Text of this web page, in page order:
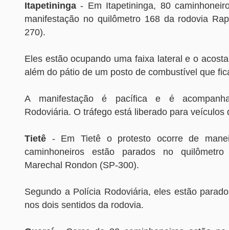
Itapetininga - Em Itapetininga, 80
manifestação no quilômetro 168 da rodovia
270).
Eles estão ocupando uma faixa lateral e o
além do pátio de um posto de combustível que
A manifestação é pacífica e é
Rodoviária. O tráfego está liberado para veículos
Tietê - Em Tietê o protesto ocorre de
caminhoneiros estão parados no
Marechal Rondon (SP-300).
Segundo a Polícia Rodoviária, eles estão
nos dois sentidos da rodovia.